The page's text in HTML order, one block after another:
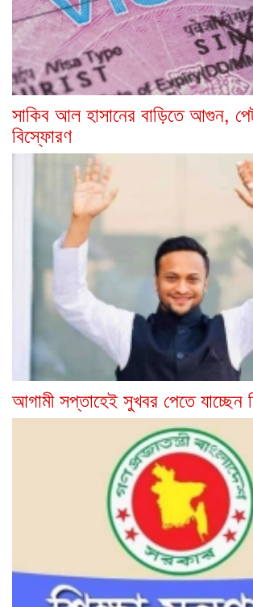
সাকিব আল হাসানের বাড়িতে আগুন,
বিস্ফোরণ
আগামী সপ্তাহেই সুখবর পেতে যাচ্ছেন